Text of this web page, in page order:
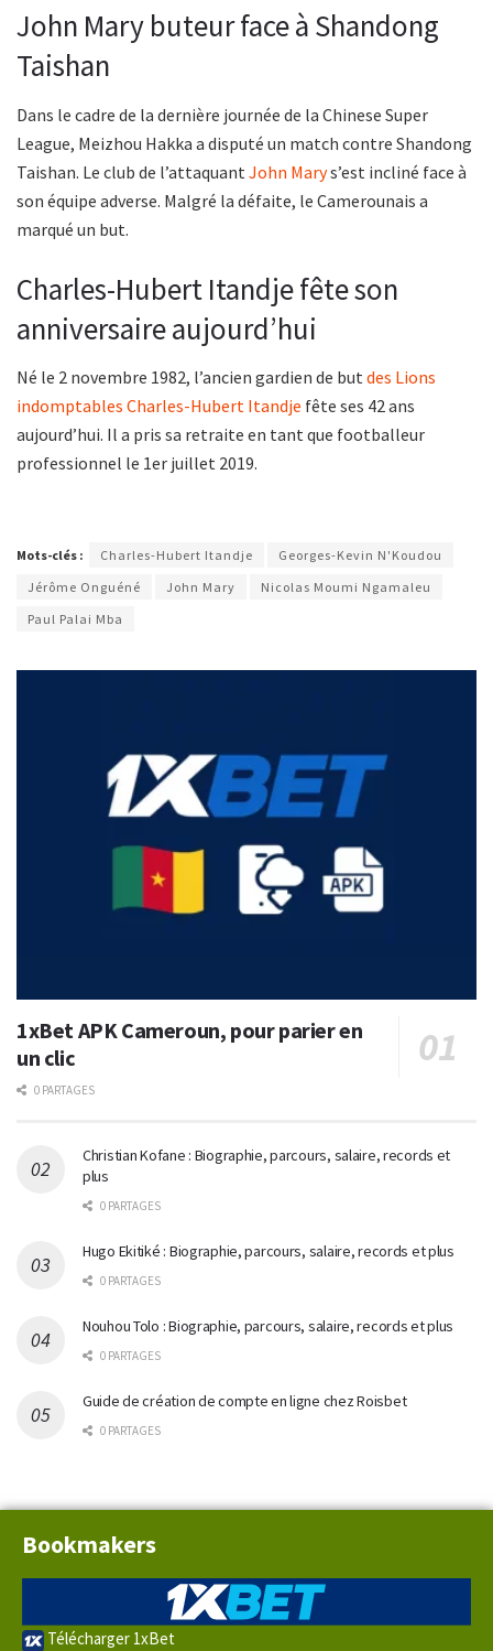
John Mary buteur face à Shandong
Taishan
Dans le cadre de la dernière journée de la Chinese Super
League, Meizhou Hakka a disputé un match contre Shandong
Taishan. Le club de l’attaquantJohn Marys’est incliné face à
son équipe adverse. Malgré la défaite, le Camerounais a
marqué un but.
Charles-Hubert Itandje fête son
anniversaire aujourd’hui
Né le 2 novembre 1982, l’ancien gardien de butdes Lions
indomptables Charles-Hubert Itandje fête ses 42 ans
aujourd’hui. Il a pris sa retraite en tant que footballeur
professionnel le 1er juillet 2019.
Mots-clés : Charles-Hubert Itandje
Georges-Kevin N'Koudou
Jérôme Onguéné
John Mary
Nicolas Moumi Ngamaleu
Paul Palai Mba
1xBet APK Cameroun, pour parier en
un clic
0 PARTAGES
Christian Kofane : Biographie, parcours, salaire, records et
plus
0 PARTAGES
Hugo Ekitiké : Biographie, parcours, salaire, records et plus
0 PARTAGES
Nouhou Tolo : Biographie, parcours, salaire, records et plus
0 PARTAGES
Guide de création de compte en ligne chez Roisbet
0 PARTAGES
Bookmakers
Télécharger 1xBet